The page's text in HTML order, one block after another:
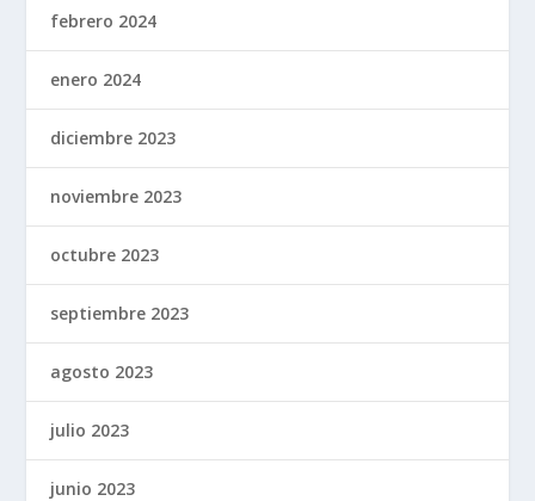
febrero 2024
enero 2024
diciembre 2023
noviembre 2023
octubre 2023
septiembre 2023
agosto 2023
julio 2023
junio 2023